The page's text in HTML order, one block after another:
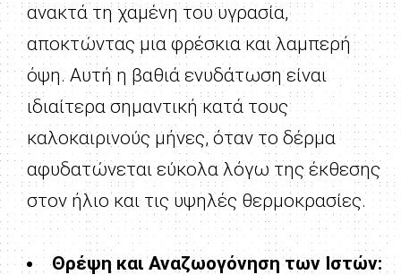
ανακτά τη χαμένη του υγρασία,
αποκτώντας μια φρέσκια και λαμπερή
όψη. Αυτή η βαθιά ενυδάτωση είναι
ιδιαίτερα σημαντική κατά τους
καλοκαιρινούς μήνες, όταν το δέρμα
αφυδατώνεται εύκολα λόγω της έκθεσης
στον ήλιο και τις υψηλές θερμοκρασίες.
Θρέψη και Αναζωογόνηση των Ιστών: